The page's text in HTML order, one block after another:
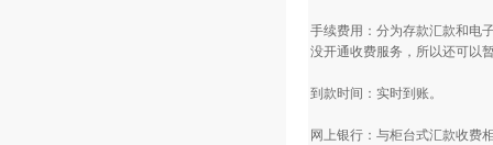
手续费用：分为存款汇款和电
没开通收费服务，所以还可以
到款时间：实时到账。
网上银行：与柜台式汇款收费